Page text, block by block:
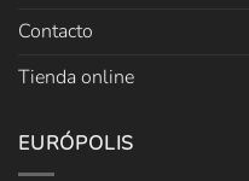
Contacto
Tienda online
EURÓPOLIS